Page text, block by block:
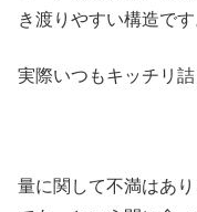
き渡りやすい構造です
実際いつもキッチリ詰
量に関して不満はあ